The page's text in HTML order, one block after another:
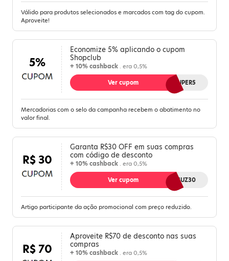
Válido para produtos selecionados e marcados com tag do cupom.
Aproveite!
5%
Economize 5% aplicando o cupom
Shopclub
+ 10% cashback . era 0,5%
SUPER5
Ver cupom
Mercadorias com o selo da campanha recebem o abatimento no
valor final.
R$ 30
Garanta R$30 OFF em suas compras
com código de desconto
+ 10% cashback . era 0,5%
MELIUZ30
Ver cupom
Artigo participante da ação promocional com preço reduzido.
R$ 70
Aproveite R$70 de desconto nas suas
compras
+ 10% cashback . era 0,5%